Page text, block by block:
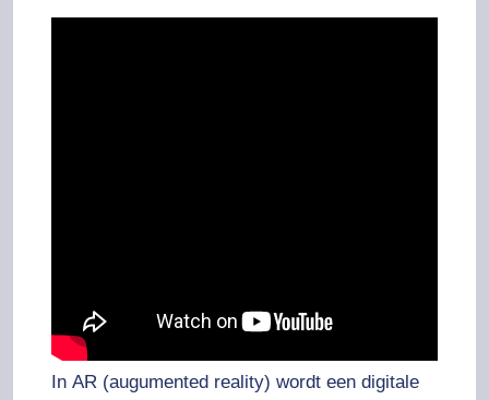
In AR (augumented reality) wordt een digitale